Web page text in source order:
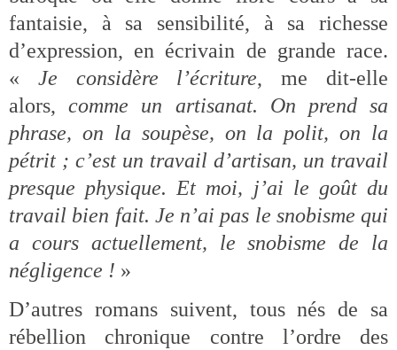
fantaisie, à sa sensibilité, à sa richesse
d’expression, en écrivain de grande race.
« Je considère l’écriture, me dit-elle
alors,
comme un artisanat. On prend sa
phrase, on la soupèse, on la polit, on la
pétrit ; c’est un travail d’artisan, un travail
presque physique. Et moi, j’ai le goût du
travail bien fait. Je n’ai pas le snobisme qui
a cours actuellement, le snobisme de la
négligence ! »
D’autres romans suivent, tous nés de sa
rébellion chronique contre l’ordre des